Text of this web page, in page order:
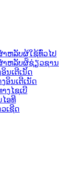
ຳຫລັບຜູ້ໃຊ້ທົ່ວໄປ
ຳຫລັບຜູ້ຊ່ຽວຊານ
ນເຕີເນັດ
ອິນເຕີເນັດ
ງໄຊເບີ
ອທີ
ເຊີດ